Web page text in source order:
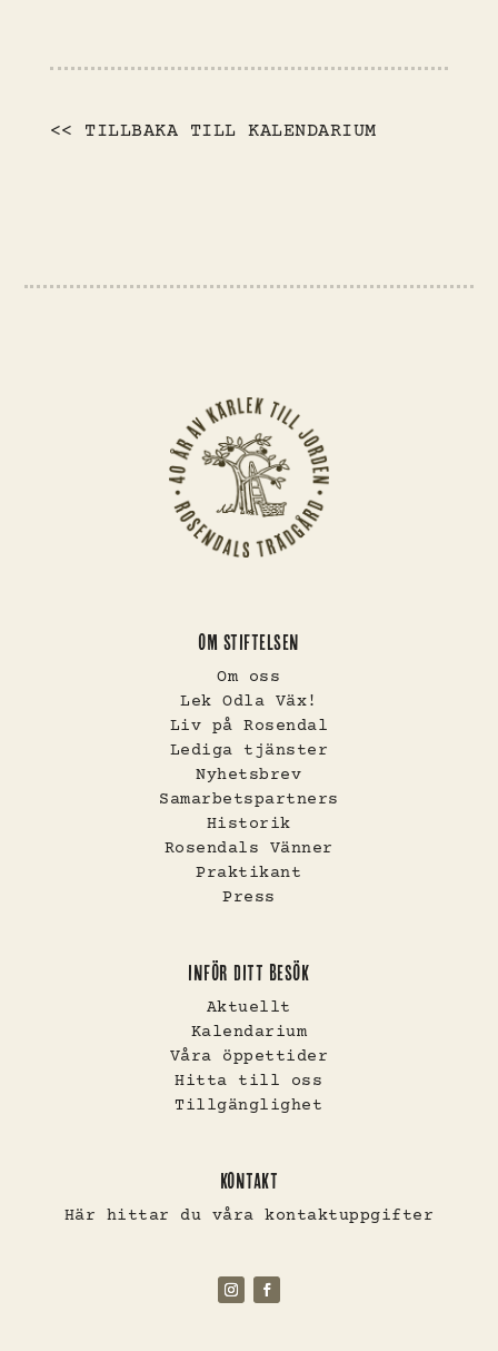
<< TILLBAKA TILL KALENDARIUM
OM STIFTELSEN
Om oss
Lek Odla Väx!
Liv på Rosendal
Lediga tjänster
Nyhetsbrev
Samarbetspartners
Historik
Rosendals Vänner
Praktikant
Press
INFÖR DITT BESÖK
Aktuellt
Kalendarium
Våra öppettider
Hitta till oss
Tillgänglighet
KONTAKT
Här hittar du våra kontaktuppgifter